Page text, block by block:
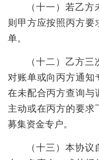
（十一）若乙
则甲方应按照丙方
单。
（十二）乙方
对账单或向丙方通知
在未配合丙方查询与
主动或在丙方的要
募集资金专户。
（十三）本协